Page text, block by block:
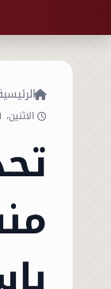
الاثنين، ١ يونيو ٢٠٢٦ في ١١:٥٧ م